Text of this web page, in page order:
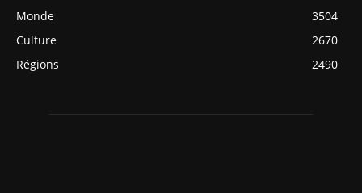
Monde
3504
Culture
2670
Régions
2490